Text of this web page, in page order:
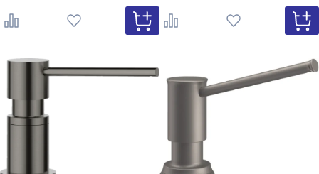
Lato Silgranit вулкан
серый 526954
Lato Silgranit мягкий
белый 526955